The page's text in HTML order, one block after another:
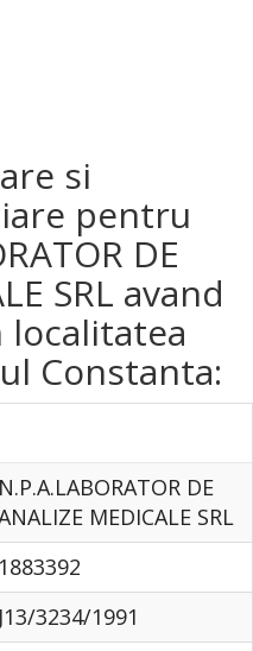
si
pentru
DE
SRL avand
localitatea
Constanta:
N.P.A.LABORATOR DE
MEDICALE SRL
1883392
J13/3234/1991